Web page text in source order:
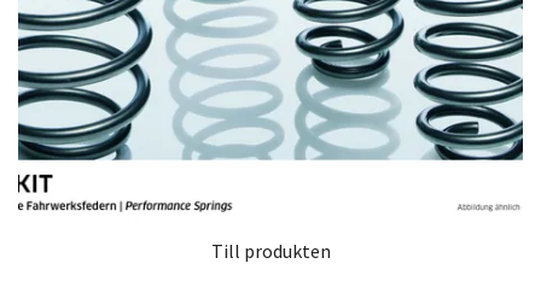
Till produkten